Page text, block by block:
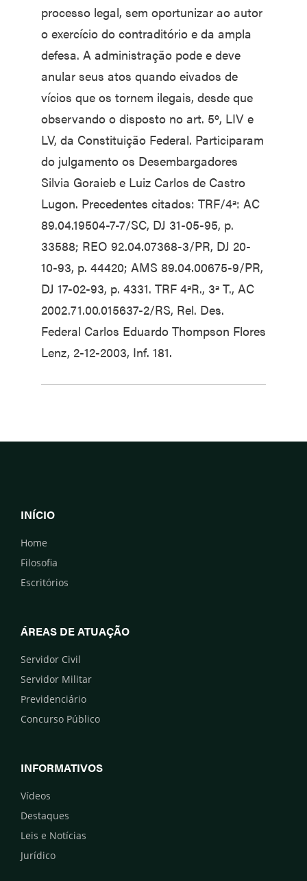
processo legal, sem oportunizar ao autor
o exercício do contraditório e da ampla
defesa. A administração pode e deve
anular seus atos quando eivados de
vícios que os tornem ilegais, desde que
observando o disposto no art. 5º, LIV e
LV, da Constituição Federal. Participaram
do julgamento os Desembargadores
Silvia Goraieb e Luiz Carlos de Castro
Lugon. Precedentes citados: TRF/4ª: AC
89.04.19504-7-7/SC, DJ 31-05-95, p.
33588; REO 92.04.07368-3/PR, DJ 20-
10-93, p. 44420; AMS 89.04.00675-9/PR,
DJ 17-02-93, p. 4331. TRF 4ªR., 3ª T., AC
2002.71.00.015637-2/RS, Rel. Des.
Federal Carlos Eduardo Thompson Flores
Lenz, 2-12-2003, Inf. 181.
INÍCIO
Home
Filosofia
Escritórios
ÁREAS DE ATUAÇÃO
Servidor Civil
Servidor Militar
Previdenciário
Concurso Público
INFORMATIVOS
Vídeos
Destaques
Leis e Notícias
Jurídico